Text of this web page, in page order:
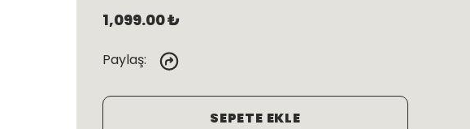
1,099.00 ₺
Paylaş:
SEPETE EKLE